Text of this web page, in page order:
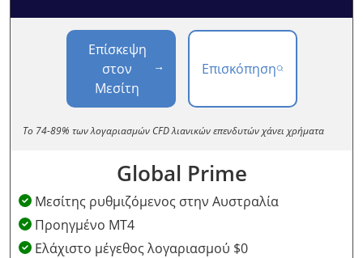
Επίσκεψη
στον
Μεσίτη
Επισκόπηση
Το 74-89% των λογαριασμών CFD λιανικών επενδυτών χάνει χρήματα
Global Prime
Μεσίτης ρυθμιζόμενος στην Αυστραλία
Προηγμένο MT4
Ελάχιστο μέγεθος λογαριασμού $0